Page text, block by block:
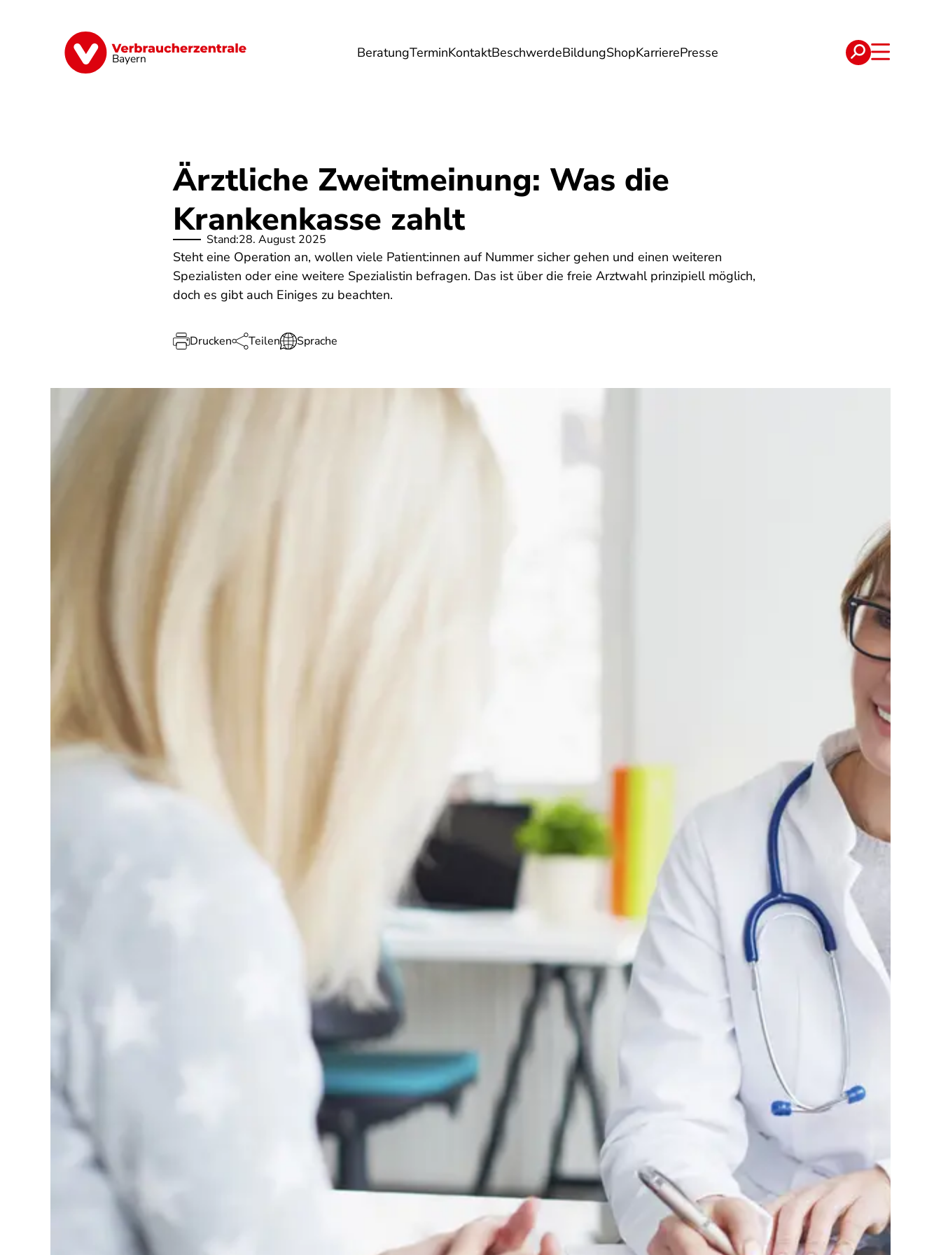
Bayern BeratungTerminKontaktBeschwerdeBildungShopKarrierePresse
Finanzen Digitales Lebensmittel Umwelt Gesundheit Energie Reise Verträge
Ärztliche Zweitmeinung: Was die
Krankenkasse zahlt
Stand:28. August 2025
Steht eine Operation an, wollen viele Patient:innen auf Nummer sicher gehen und einen weiteren
Spezialisten oder eine weitere Spezialistin befragen. Das ist über die freie Arztwahl prinzipiell möglich,
doch es gibt auch Einiges zu beachten.
Drucken Teilen Sprache